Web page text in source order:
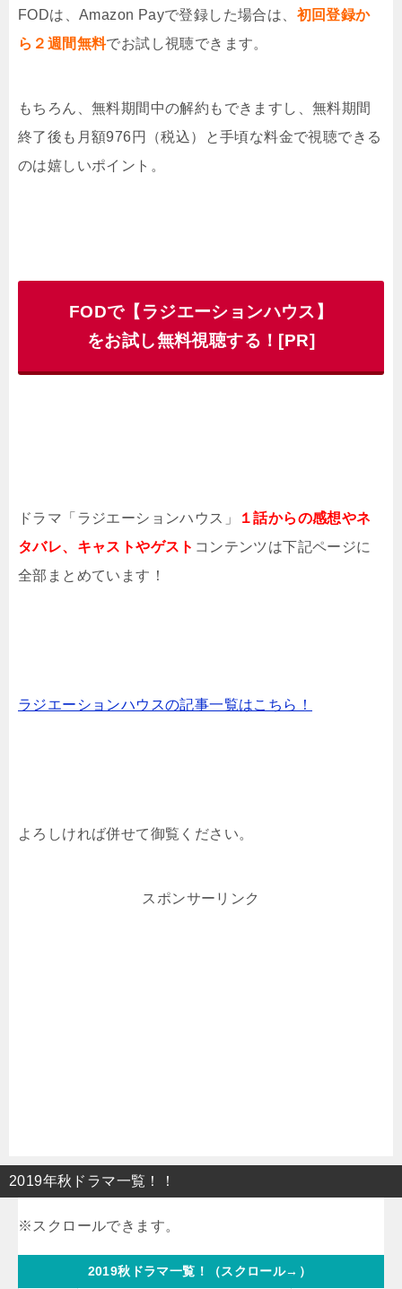
FODは、Amazon Payで登録した場合は、 初回登録か
ら２週間無料でお試し視聴できます。
もちろん、無料期間中の解約もできますし、無料期間
終了後も月額976円（税込）と手頃な料金で視聴できる
のは嬉しいポイント。
FODで【ラジエーションハウス】
をお試し無料視聴する！[PR]
ドラマ「ラジエーションハウス」
１話からの感想やネ
タバレ、キャストやゲスト コンテンツは下記ページに
全部まとめています！
ラジエーションハウスの記事一覧はこちら！
よろしければ併せて御覧ください。
スポンサーリンク
2019年秋ドラマ一覧！！
2019秋ドラマ一覧！（スクロール→）